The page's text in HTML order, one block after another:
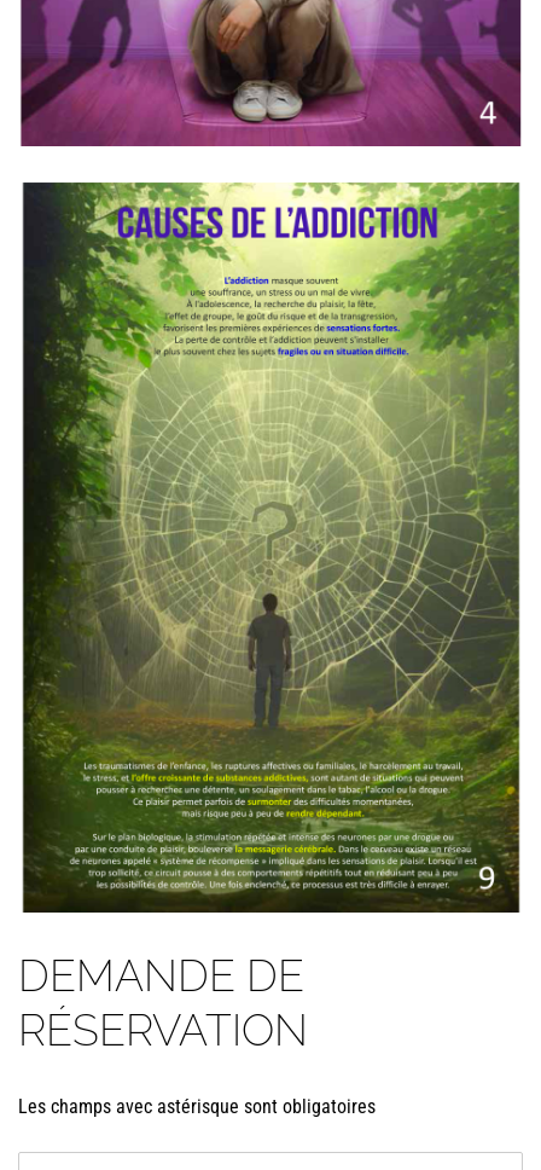
DEMANDE DE
RÉSERVATION
Les champs avec astérisque sont obligatoires